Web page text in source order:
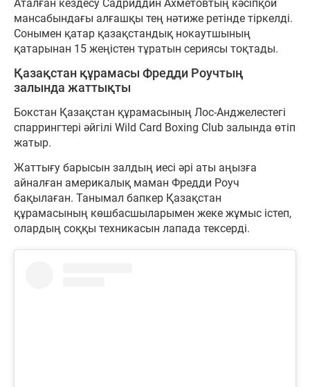
Аталған кездесу Садриддин Ахметовтың кәсіпқой
мансабындағы алғашқы тең нәтиже ретінде тіркелді.
Сонымен қатар қазақстандық нокаутшының
қатарынан 15 жеңістен тұратын сериясы тоқтады.
Қазақстан құрамасы Фредди Роучтың
залында жаттықты
Бокстан Қазақстан құрамасының Лос-Анджелестегі
спаррингтері әйгілі Wild Card Boxing Club залында өтіп
жатыр.
Жаттығу барысын залдың иесі әрі аты аңызға
айналған америкалық маман Фредди Роуч
бақылаған. Танымал бапкер Қазақстан
құрамасының көшбасшыларымен жеке жұмыс істеп,
олардың соққы техникасын лапада тексерді.